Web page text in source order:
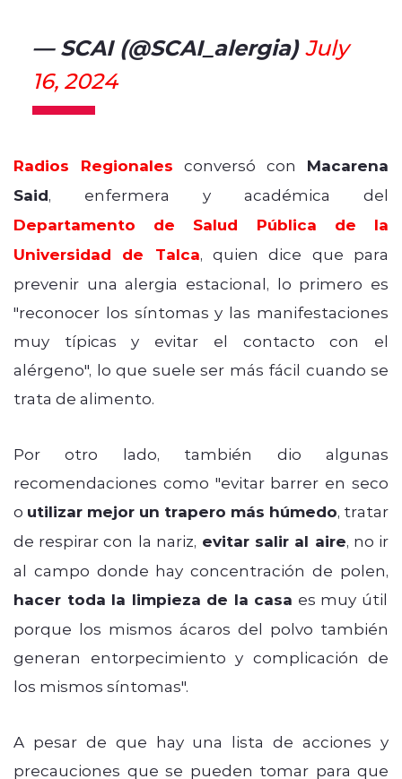
— SCAI (@SCAI_alergia)July
16, 2024
Radios Regionales conversó con Macarena
Said, enfermera y académica del
Departamento de Salud Pública de la
Universidad de Talca, quien dice que para
prevenir una alergia estacional, lo primero es
"reconocer los síntomas y las manifestaciones
muy típicas y evitar el contacto con el
alérgeno", lo que suele ser más fácil cuando se
trata de alimento.
Por otro lado, también dio algunas
recomendaciones como "evitar barrer en seco
o utilizar mejor un trapero más húmedo, tratar
de respirar con la nariz, evitar salir al aire, no ir
al campo donde hay concentración de polen,
hacer toda la limpieza de la casa es muy útil
porque los mismos ácaros del polvo también
generan entorpecimiento y complicación de
los mismos síntomas".
A pesar de que hay una lista de acciones y
precauciones que se pueden tomar para que